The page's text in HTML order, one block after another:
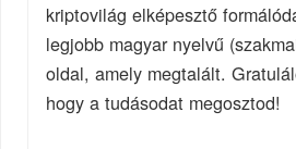
kriptovilág elképesztő
legjobb magyar nyelvű
oldal, amely megtalált.
hogy a tudásodat megosztod!